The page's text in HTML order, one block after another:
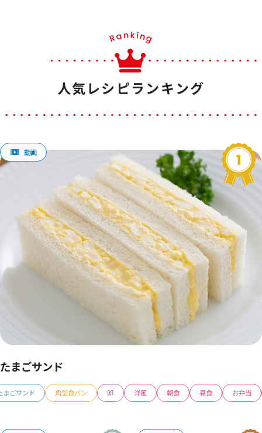
人気レシピランキング
たまごサンド
まごサンド 角型食パン 卵 洋風 朝食 昼食 お弁当